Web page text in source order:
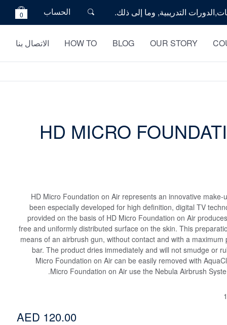
الحساب 0
OUR STORY
BLOG
HOW TO الاتصال بنا
HD MICRO
HD Micro Foundation on Air represents an innovative make-
been especially developed for high definition, digital TV
provided on the basis of HD Micro Foundation on Air
free and uniformly distributed surface on the skin. This
means of an airbrush gun, without contact and with a
bar. The product dries immediately and will not smudge or
Micro Foundation on Air can be easily removed with
Micro Foundation on Air use the Nebula Airbrush
AED 120.00